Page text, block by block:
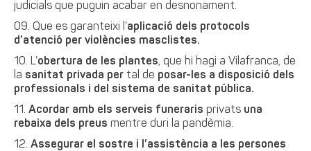
judicials que puguin acabar en desnonament.
Que es garanteixi l’aplicació dels protocols
d’atenció per violències masclistes.
L’obertura de les plantes, que hi hagi a Vilafranca, de
la sanitat privada per tal de posar-les a disposició dels
professionals i del sistema de sanitat pública.
Acordar amb els serveis funeraris privats una
rebaixa dels preus mentre duri la pandèmia.
Assegurar el sostre i l’assistència a les persones